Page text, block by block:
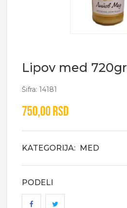
Lipov med 720gr
Šifra: 14181
750,00 RSD
KATEGORIJA: MED
PODELI